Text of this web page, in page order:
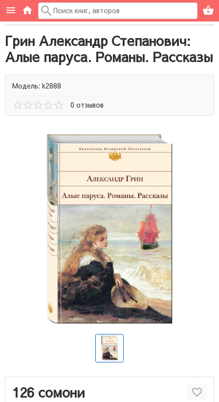
Грин Александр Степанович:
Алые паруса. Романы. Рассказы
Модель: k2888
0 отзывов
126 сомони